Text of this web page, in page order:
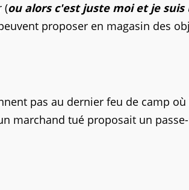
(ou alors c'est juste moi et je suis
proposer en magasin des
pas au dernier feu de camp
marchand tué proposait un